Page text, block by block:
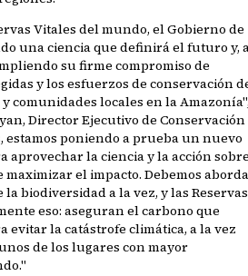
Vitales del mundo, el Gobierno de
una ciencia que definirá el futuro y,
su firme compromiso de
y los esfuerzos de conservación
comunidades locales en la
Director Ejecutivo de Conservación
poniendo a prueba un nuevo
aprovechar la ciencia y la acción
el impacto. Debemos
biodiversidad a la vez, y las Reservas
eso: aseguran el carbono que
evitar la catástrofe climática, a la vez
de los lugares con mayor